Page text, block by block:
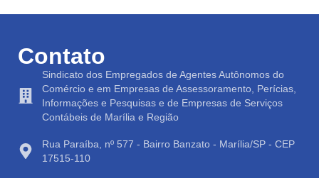
Contato
Sindicato dos Empregados de Agentes Autônomos do
Comércio e em Empresas de Assessoramento, Perícias,
Informações e Pesquisas e de Empresas de Serviços
Contábeis de Marília e Região
Rua Paraíba, nº 577 - Bairro Banzato - Marília/SP - CEP
17515-110